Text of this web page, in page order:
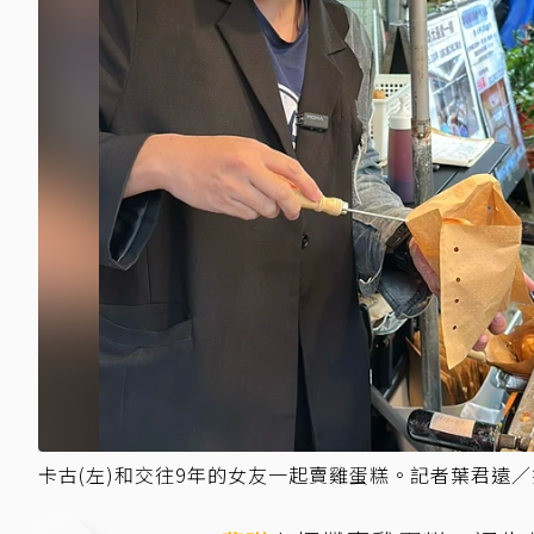
卡古(左)和交往9年的女友一起賣雞蛋糕。記者葉君遠